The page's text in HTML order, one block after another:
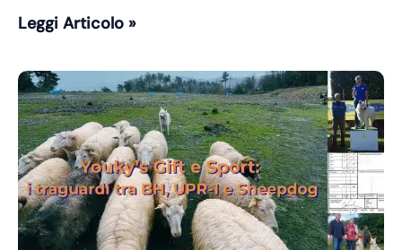
Leggi Articolo »